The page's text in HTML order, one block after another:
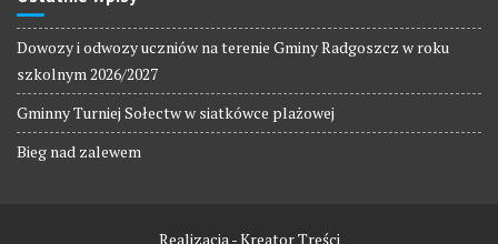
Dowozy i odwozy uczniów na terenie Gminy Radgoszcz w roku
szkolnym 2026/2027
Gminny Turniej Sołectw w siatkówce plażowej
Bieg nad zalewem
Realizacja - Kreator Treści